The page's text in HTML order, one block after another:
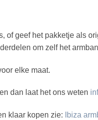
of geef het pakketje als
om zelf het
elke maat.
dan laat het ons weten
klaar kopen zie: Ibiza